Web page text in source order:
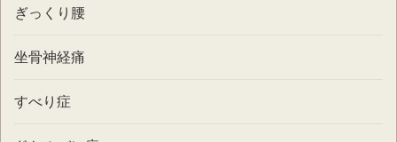
ぎっくり腰
坐骨神経痛
すべり症